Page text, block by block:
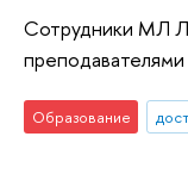
Сотрудники МЛ
Образование